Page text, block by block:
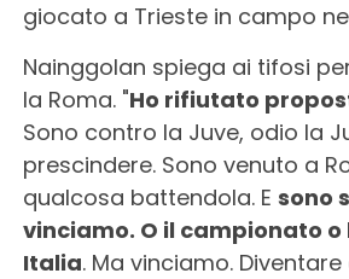
giocato a Trieste in campo
Nainggolan spiega ai tifosi
la Roma. "Ho rifiutato
Sono contro la Juve, odio la
prescindere. Sono venuto a
qualcosa battendola. E sono
vinciamo. O il campionato o
Italia. Ma vinciamo.